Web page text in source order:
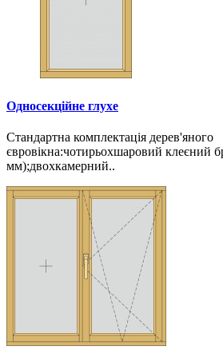
Односекційне глухе
Стандартна комплектація дерев'яного
євровікна:чотирьохшаровий клеєний
мм);двохкамерний..